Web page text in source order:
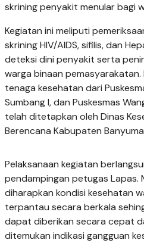
skrining penyakit menular bagi
Kegiatan ini meliputi
skrining HIV/AIDS, sifilis, dan
deteksi dini penyakit serta
warga binaan pemasyarakatan.
tenaga kesehatan dari
Sumbang I, dan Puskesmas
telah ditetapkan oleh Dinas
Berencana Kabupaten
Pelaksanaan kegiatan
pendampingan petugas Lapas.
diharapkan kondisi kesehatan
terpantau secara berkala
dapat diberikan secara cepat
ditemukan indikasi gangguan